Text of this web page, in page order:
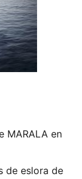
MARALA en
de eslora de